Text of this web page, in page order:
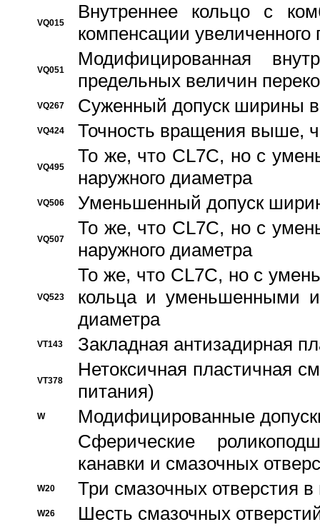
VQ015
Bнутреннее кольцо с
компенсации увеличенного
VQ051
Модифицированная
предельных величин
VQ267 Суженный допуск ширины
VQ424 Точность вращения выше,
VQ495
То же, что CL7C, но с
наружного диаметра
VQ506 Уменьшенный допуск
VQ507
То же, что CL7C, но с
наружного диаметра
VQ523
То же, что CL7C, но с
кольца и уменьшенными
диаметра
VT143 Закладная антизадирная
VT378
Нетоксичная пластичная
питания)
W
Модифицированные
Сферические
канавки и смазочных
W20 Три смазочных отверстия
W26 Шесть смазочных